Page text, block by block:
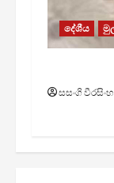
දේශීය
සසංගි වීරසිංහ